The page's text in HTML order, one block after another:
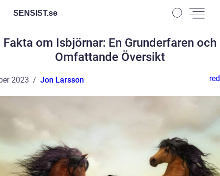
SENSIST.se
Fakta om Isbjörnar: En Grunderfaren och
Omfattande Översikt
2023 Jon Larsson